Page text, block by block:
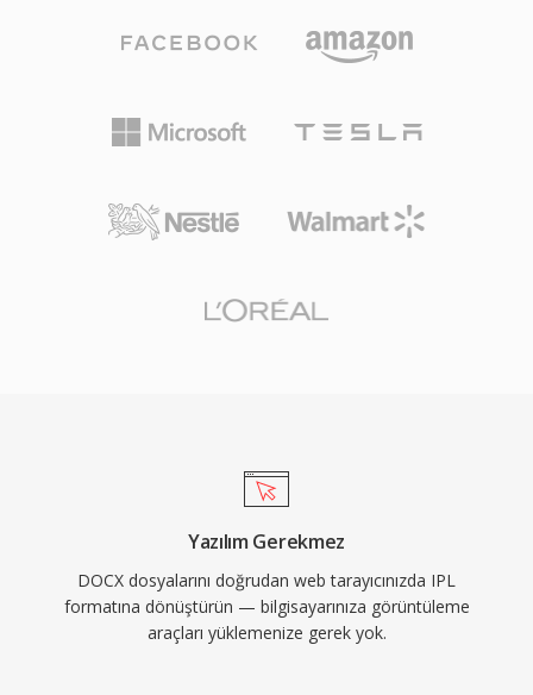
Yazılım Gerekmez
DOCX dosyalarını doğrudan web tarayıcınızda IPL
formatına dönüştürün — bilgisayarınıza görüntüleme
araçları yüklemenize gerek yok.